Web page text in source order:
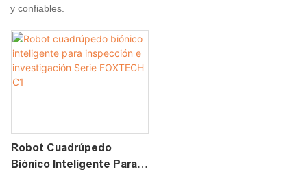
y confiables.
Robot Cuadrúpedo
Biónico Inteligente Para